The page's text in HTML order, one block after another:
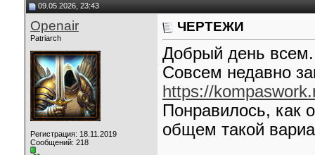
09.05.2026, 23:43
Openair
Patriarch
Регистрация: 18.11.2019
Сообщений: 218
ЧЕРТЕЖИ
Добрый день всем.
Совсем недавно
https://
Понравилось, как
общем такой